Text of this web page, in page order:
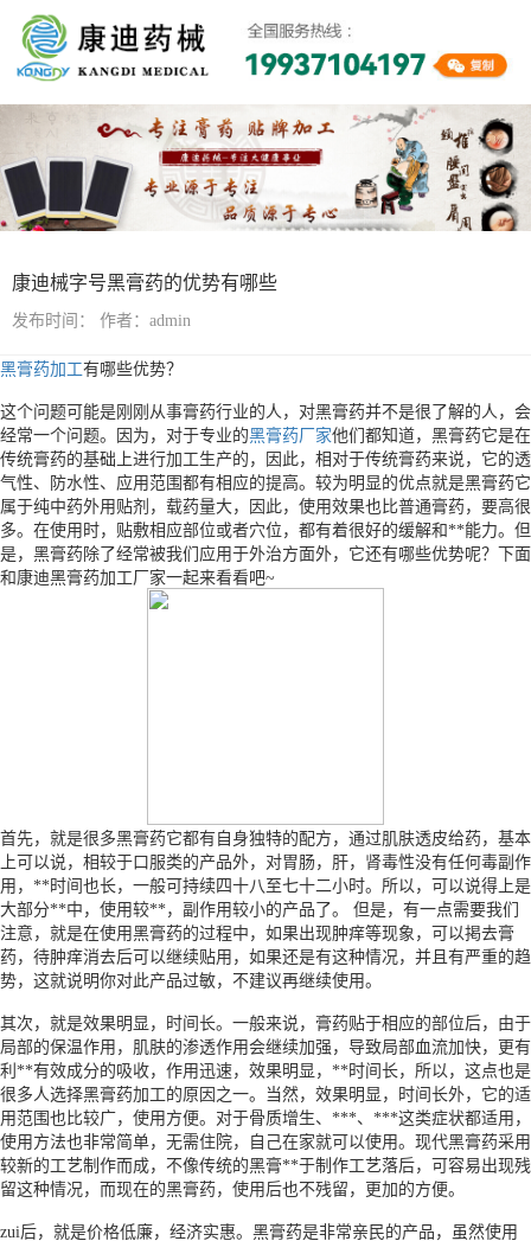
行业资讯
康迪械字号黑膏药的优势有哪些
发布时间： 作者：admin
黑膏药加工有哪些优势？
这个问题可能是刚刚从事膏药行业的人，对黑膏药并不是很了解的人，会
经常一个问题。因为，对于专业的黑膏药厂家他们都知道，黑膏药它是在
传统膏药的基础上进行加工生产的，因此，相对于传统膏药来说，它的透
气性、防水性、应用范围都有相应的提高。较为明显的优点就是黑膏药它
属于纯中药外用贴剂，载药量大，因此，使用效果也比普通膏药，要高很
多。在使用时，贴敷相应部位或者穴位，都有着很好的缓解和**能力。但
是，黑膏药除了经常被我们应用于外治方面外，它还有哪些优势呢？下面
和康迪黑膏药加工厂家一起来看看吧~
首先，就是很多黑膏药它都有自身独特的配方，通过肌肤透皮给药，基本
上可以说，相较于口服类的产品外，对胃肠，肝，肾毒性没有任何毒副作
用，**时间也长，一般可持续四十八至七十二小时。所以，可以说得上是
大部分**中，使用较**，副作用较小的产品了。 但是，有一点需要我们
注意，就是在使用黑膏药的过程中，如果出现肿痒等现象，可以掲去膏
药，待肿痒消去后可以继续贴用，如果还是有这种情况，并且有严重的趋
势，这就说明你对此产品过敏，不建议再继续使用。
其次，就是效果明显，时间长。一般来说，膏药贴于相应的部位后，由于
局部的保温作用，肌肤的渗透作用会继续加强，导致局部血流加快，更有
利**有效成分的吸收，作用迅速，效果明显，**时间长，所以，这点也是
很多人选择黑膏药加工的原因之一。当然，效果明显，时间长外，它的适
用范围也比较广，使用方便。对于骨质增生、***、***这类症状都适用，
使用方法也非常简单，无需住院，自己在家就可以使用。现代黑膏药采用
较新的工艺制作而成，不像传统的黑膏**于制作工艺落后，可容易出现残
留这种情况，而现在的黑膏药，使用后也不残留，更加的方便。
zui后，就是价格低廉，经济实惠。黑膏药是非常亲民的产品，虽然使用